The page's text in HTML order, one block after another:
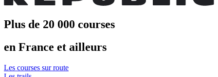
Plus de 20 000 courses
en France et ailleurs
Les courses sur route